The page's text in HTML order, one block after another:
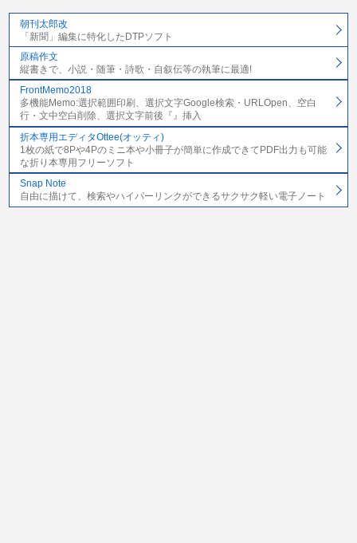
朝刊太郎改
「新聞」編集に特化したDTPソフト
原稿作文
縦書きで、小説・随筆・詩歌・自叙伝等の執筆に最適!
FrontMemo2018
多機能Memo:選択範囲印刷、選択文字Google検索・URLOpen、空白
行・文中空白削除、選択文字前後『』挿入
折本専用エディタOttee(オッティ)
1枚の紙で8Pや4Pのミニ本や小冊子が簡単に作成できてPDF出力も可能
な折り本専用フリーソフト
Snap Note
自由に描けて、検索やハイパーリンクができるサクサク軽い電子ノート